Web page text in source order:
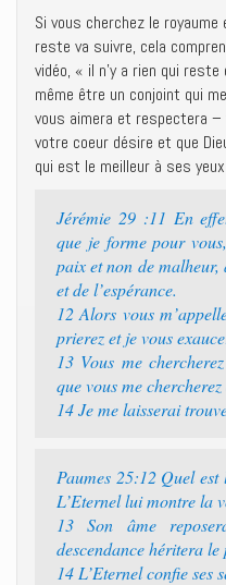
Si vous cherchez le
reste va suivre, cela
vidéo, « il n’y a rien qui
même être un conjoint qui
vous aimera et respectera
votre coeur désire et que
qui est le meilleur à ses
Jérémie 29 :11 En
que je forme pour
paix et non de
et de l’espérance.
12 Alors vous
prierez et je vous
13 Vous me
que vous me
14 Je me laisserai
Paumes 25:12 Quel
L’Eternel lui montre la
13 Son âme
descendance héritera le
14 L’Eternel confie ses